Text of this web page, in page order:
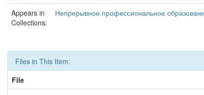
Appears in
Collections:
Непрерывное профессиональное
Files in This Item:
File